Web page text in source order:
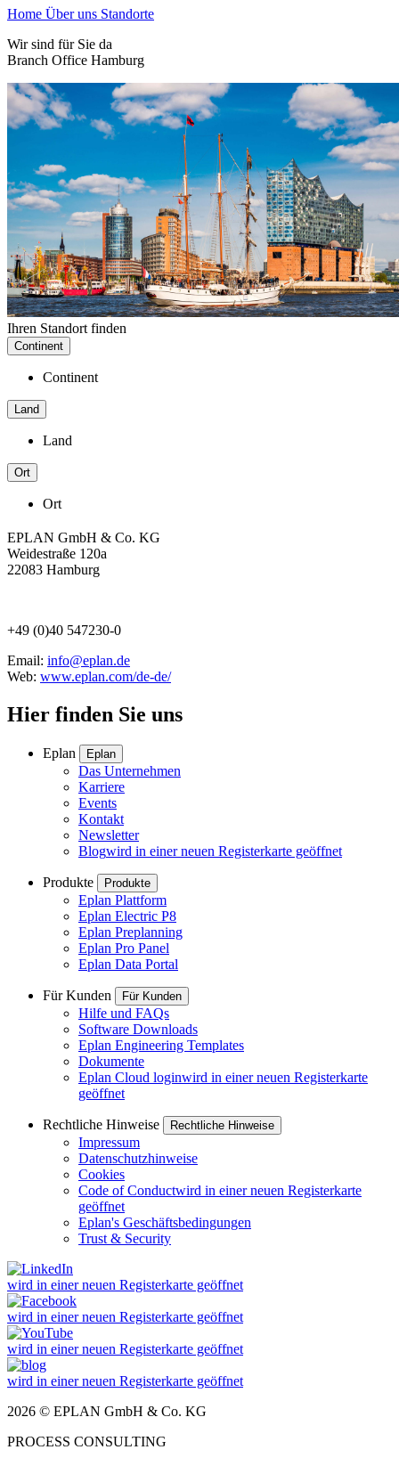
Home Über uns Standorte
Wir sind für Sie da
Branch Office Hamburg
Ihren Standort finden
Continent
Continent
Land
Land
Ort
Ort
EPLAN GmbH & Co. KG
Weidestraße 120a
22083 Hamburg
+49 (0)40 547230-0
Email: info@eplan.de
Web: www.eplan.com/de-de/
Hier finden Sie uns
Eplan Eplan
Das Unternehmen
Karriere
Events
Kontakt
Newsletter
Blogwird in einer neuen Registerkarte geöffnet
Produkte Produkte
Eplan Plattform
Eplan Electric P8
Eplan Preplanning
Eplan Pro Panel
Eplan Data Portal
Für Kunden Für Kunden
Hilfe und FAQs
Software Downloads
Eplan Engineering Templates
Dokumente
Eplan Cloud loginwird in einer neuen Registerkarte
geöffnet
Rechtliche Hinweise Rechtliche Hinweise
Impressum
Datenschutzhinweise
Cookies
Code of Conductwird in einer neuen Registerkarte
geöffnet
Eplan's Geschäftsbedingungen
Trust & Security
wird in einer neuen Registerkarte geöffnet
wird in einer neuen Registerkarte geöffnet
wird in einer neuen Registerkarte geöffnet
wird in einer neuen Registerkarte geöffnet
2026 © EPLAN GmbH & Co. KG
PROCESS CONSULTING